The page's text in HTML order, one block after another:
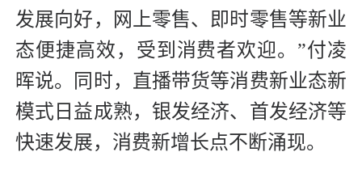
发展向好，网上零售、即时零售等新业
态便捷高效，受到消费者欢迎。”付凌
晖说。同时，直播带货等消费新业态新
模式日益成熟，银发经济、首发经济等
快速发展，消费新增长点不断涌现。